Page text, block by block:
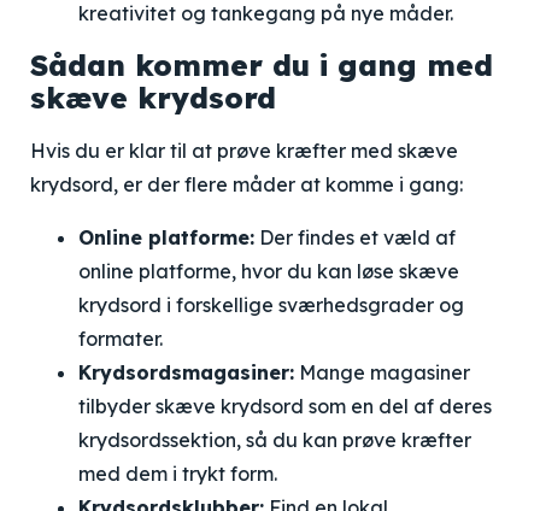
kreativitet og tankegang på nye måder.
Sådan kommer du i gang med
skæve krydsord
Hvis du er klar til at prøve kræfter med skæve
krydsord, er der flere måder at komme i gang:
Online platforme: Der findes et væld af
online platforme, hvor du kan løse skæve
krydsord i forskellige sværhedsgrader og
formater.
Krydsordsmagasiner: Mange magasiner
tilbyder skæve krydsord som en del af deres
krydsordssektion, så du kan prøve kræfter
med dem i trykt form.